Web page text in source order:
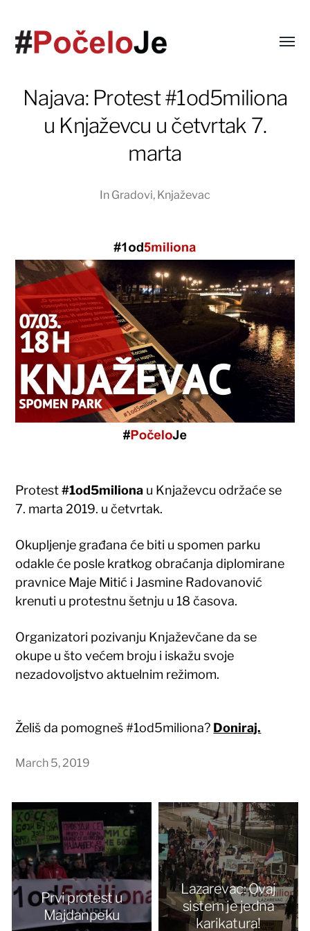
Najava: Protest #1od5miliona
u Knjaževcu u četvrtak 7.
marta
In Gradovi, Knjaževac
Protest#1od5miliona u Knjaževcu održaće se
7. marta 2019. u četvrtak.
Okupljenje građana će biti u spomen parku
odakle će posle kratkog obraćanja diplomirane
pravnice Maje Mitić i Jasmine Radovanović
krenuti u protestnu šetnju u 18 časova.
Organizatori pozivanju Knjaževčane da se
okupe u što većem broju i iskažu svoje
nezadovoljstvo aktuelnim režimom.
Želiš da pomogneš #1od5miliona? Doniraj.
March 5, 2019
Prvi protest u
Majdanpeku
Lazarevac: Ovaj
sistem je jedna
karikatura!